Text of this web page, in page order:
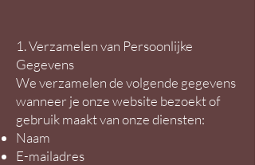
1. Verzamelen van Persoonlijke
Gegevens
We verzamelen de volgende gegevens
wanneer je onze website bezoekt of
gebruik maakt van onze diensten:
Naam
E-mailadres